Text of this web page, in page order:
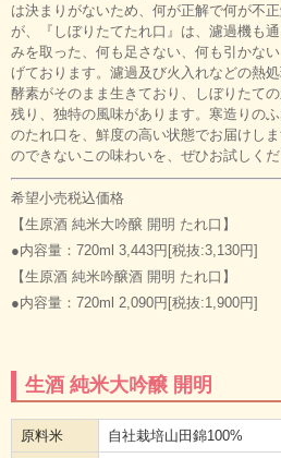
は決まりがないため、何が正解で何が不
が、『しぼりたてたれ口』は、濾過機も
みを取った、何も足さない、何も引かな
げております。濾過及び火入れなどの熱
酵素がそのまま生きており、しぼりたて
残り、独特の風味があります。寒造りの
のたれ口を、鮮度の高い状態でお届けし
のできないこの味わいを、ぜひお試しくだ
希望小売税込価格
【生原酒 純米大吟醸 開明 たれ口】
●内容量：720ml 3,443円[税抜:3,130円]
【生原酒 純米吟醸酒 開明 たれ口】
●内容量：720ml 2,090円[税抜:1,900円]
生酒 純米大吟醸 開明
原料米
自社栽培山田錦100%